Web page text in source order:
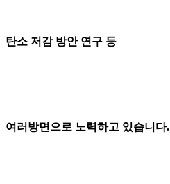
탄소 저감 방안 연구 등
여러방면으로 노력하고 있습니다.